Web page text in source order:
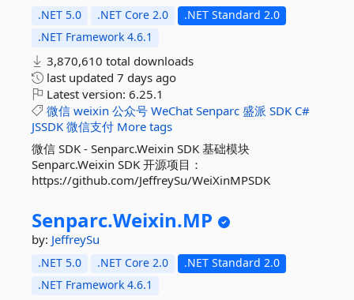
.NET 5.0 .NET Core 2.0
.NET Standard 2.0
.NET Framework 4.6.1
3,870,610 total downloads
last updated 7 days ago
Latest version: 6.25.1
微信 weixin 公众号 WeChat Senparc 盛派 SDK C#
JSSDK 微信支付 More tags
微信 SDK - Senparc.Weixin SDK 基础模块
Senparc.Weixin SDK 开源项目：
https://github.com/JeffreySu/WeiXinMPSDK
Senparc.Weixin.MP
by: JeffreySu
.NET 5.0 .NET Core 2.0
.NET Standard 2.0
.NET Framework 4.6.1